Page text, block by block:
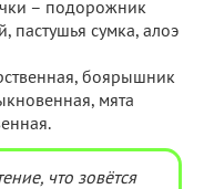
– подорожник
пастушья сумка, алоэ
боярышник
мята
что зовётся